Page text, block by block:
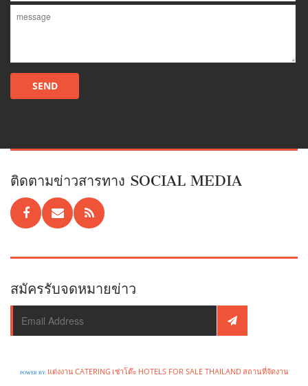
ติดตามข่าวสารทาง SOCIAL MEDIA
สมัครรับจดหมายข่าว
POWER BY: แต่งงานCATERING เช่าโต๊ะ HOTELS FOR SALE THAILANDสถานที่จัดงาน